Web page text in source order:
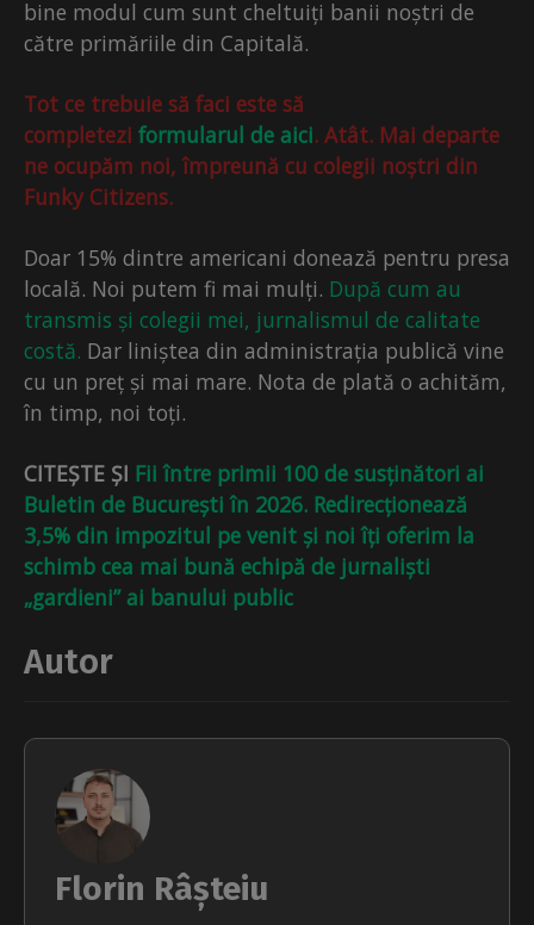
bine modul cum sunt cheltuiți banii noștri de
către primăriile din Capitală.
Tot ce trebuie să faci este să
completezi formularul de aici. Atât. Mai departe
ne ocupăm noi, împreună cu colegii noștri din
Funky Citizens.
Doar 15% dintre americani donează pentru presa
locală. Noi putem fi mai mulți. După cum au
transmis și colegii mei, jurnalismul de calitate
costă. Dar liniștea din administrația publică vine
cu un preț și mai mare. Nota de plată o achităm,
în timp, noi toți.
CITEȘTE ȘI Fii între primii 100 de susținători ai
Buletin de București în 2026. Redirecționează
3,5% din impozitul pe venit și noi îți oferim la
schimb cea mai bună echipă de jurnaliști
„gardieni” ai banului public
Autor
Florin Râșteiu